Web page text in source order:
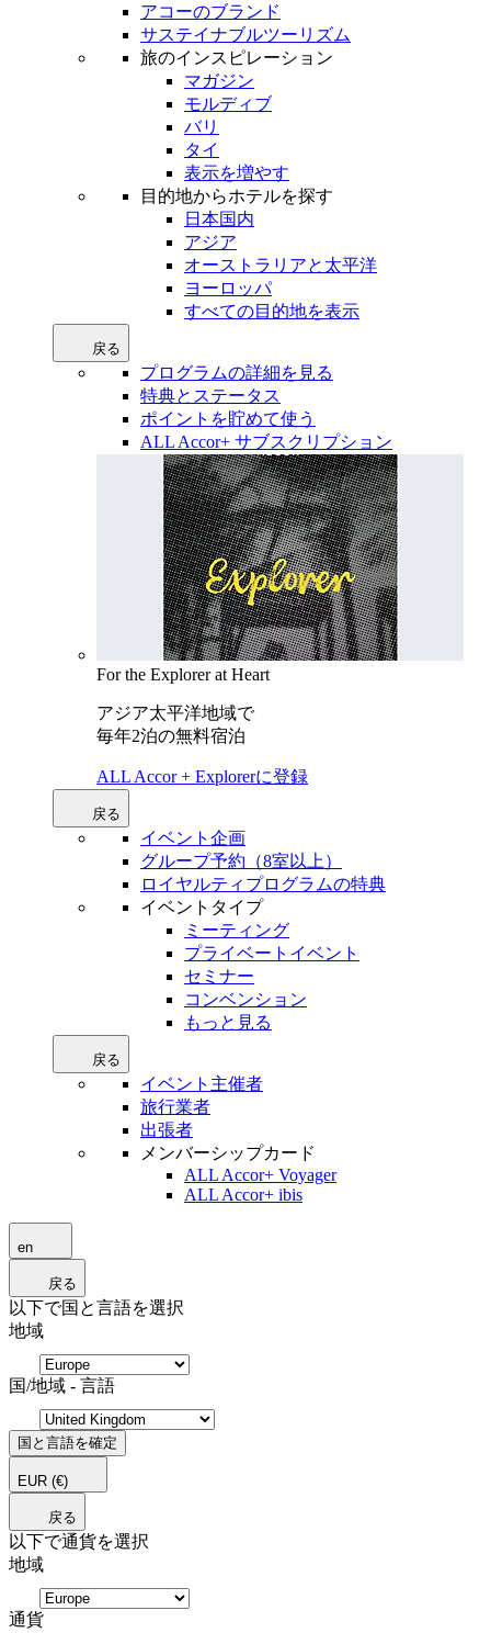
アコーのブランド
サステイナブルツーリズム
旅のインスピレーション
マガジン
モルディブ
バリ
タイ
表示を増やす
目的地からホテルを探す
日本国内
アジア
オーストラリアと太平洋
ヨーロッパ
すべての目的地を表示
戻る
プログラムの詳細を見る
特典とステータス
ポイントを貯めて使う
ALL Accor+ サブスクリプション
For the Explorer at Heart
アジア太平洋地域で
毎年2泊の無料宿泊
ALL Accor + Explorerに登録
戻る
イベント企画
グループ予約（8室以上）
ロイヤルティプログラムの特典
イベントタイプ
ミーティング
プライベートイベント
セミナー
コンベンション
もっと見る
戻る
イベント主催者
旅行業者
出張者
メンバーシップカード
ALL Accor+ Voyager
ALL Accor+ ibis
en
戻る
以下で国と言語を選択
地域
国/地域 - 言語
国と言語を確定
EUR (€)
戻る
以下で通貨を選択
地域
通貨